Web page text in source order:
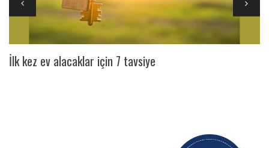
İlk kez ev alacaklar için 7 tavsiye